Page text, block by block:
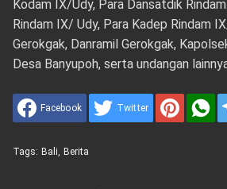
Kodam IX/Udy, Para Dansatdik
Rindam IX/ Udy, Para Kadep Rindam
Gerokgak, Danramil Gerokgak,
Desa Banyupoh, serta undangan
Facebook Twitter
Tags: Bali, Berita